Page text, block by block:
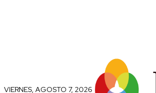
VIERNES, AGOSTO 7, 2026